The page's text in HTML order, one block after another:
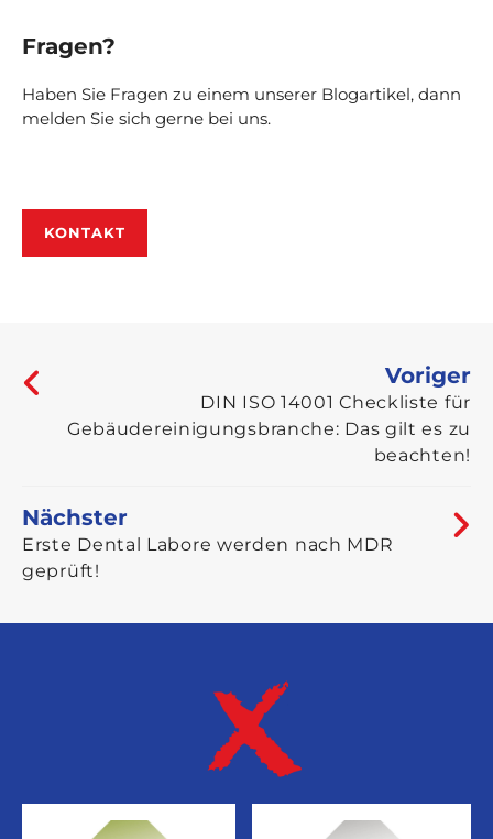
Fragen?
Haben Sie Fragen zu einem unserer Blogartikel, dann
melden Sie sich gerne bei uns.
KONTAKT
Voriger
DIN ISO 14001 Checkliste für
Gebäudereinigungsbranche: Das gilt es zu
beachten!
Nächster
Erste Dental Labore werden nach MDR
geprüft!